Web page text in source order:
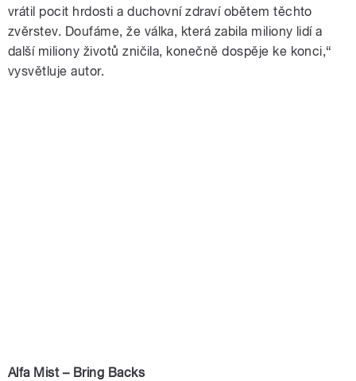
vrátil pocit hrdosti a duchovní zdraví obětem těchto
zvěrstev. Doufáme, že válka, která zabila miliony lidí a
další miliony životů zničila, konečně dospěje ke konci,“
vysvětluje autor.
Alfa Mist – Bring Backs